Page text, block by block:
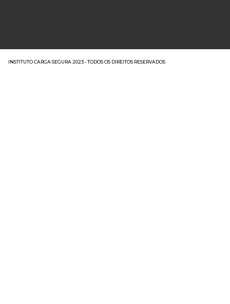
INSTITUTO CARGA SEGURA 2023 - TODOS OS DIREITOS RESERVADOS